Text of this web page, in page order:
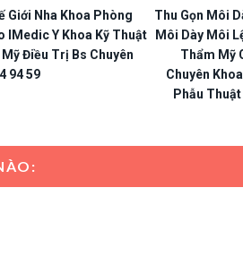
Giới Nha Khoa Phòng
IMedic Y Khoa Kỹ Thuật
Điều Trị Bs Chuyên
94 59
Thu Gọn Môi
Môi Dày Môi
Thẩm Mỹ
Chuyên
Phẫu